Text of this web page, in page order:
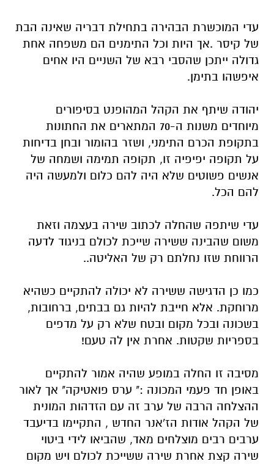
עדי המוכשרת הבהירה בתחילת דבריה שאינה הבת
של קיסר .אך היות וכל התימנים הם משפחה אחת
גדולה ייתכן שהסבי רבא של השניים היו אחים
איפשהו בתימן.
יהודה שיתף את הקהל המהופנט בסיפורים
מיוחדים משנות ה-70 המתארים את החתונות
בתקופת הכרם התימני, ושזר בהומור ובחן בדיחות
על תקופה יפיפיה זו, תקופה תמימה ושמחה של
אנשים פשוטים שלא היה להם כלום ולמעשה היה
להם הכל.
עדי שיתפה שהחלה לכתוב שירה בעצמה וזאת
משום שהבינה ששירה שייכת לכולם בניגוד לדעה
הרווחת שזו נחלתם רק של האליטה..
כמו כן הדגישה ששירה לא יכולה להתקיים כשהיא
מרוחקת. אלא חייבת להיות גם בבתים, ברחובות,
בשכונה ובכל מקום ובטח שלא רק על מדפים
בספריות שקטות. אחרת אין לה טעם!
מסיבה זו החלה במופע שהיה אמור להתקיים
באופן חד פעמי המכונה :" ערס פואטיקה" אך לאור
ההצלחה הרבה של ערב זה עם הזדהות המונית
של הקהל אודות הז'אנר החדש , התקיימו בדיעבד
ערבים רבים מוצלחים מאד, שהביאו לידי ביטוי
שירה קצת אחרת שירה ששייכת לכולם ויש מקום